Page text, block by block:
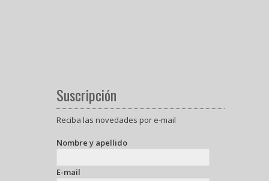
Suscripción
Reciba las novedades por e-mail
Nombre y apellido
E-mail